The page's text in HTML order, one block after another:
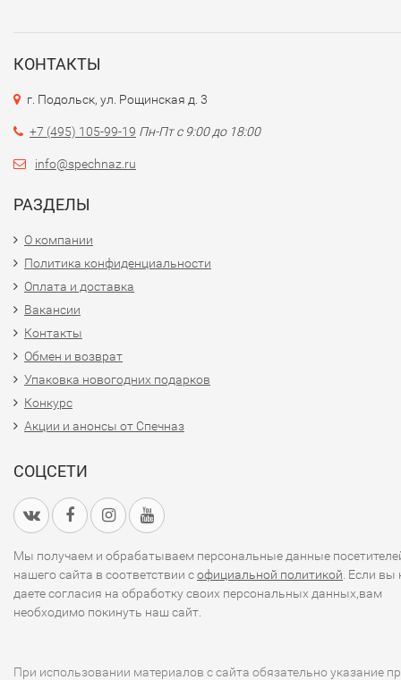
КОНТАКТЫ
г. Подольск, ул. Рощинская д. 3
+7 (495) 105-99-19 Пн-Пт с 9:00 до 18:00
info@spechnaz.ru
РАЗДЕЛЫ
О компании
Политика конфиденциальности
Оплата и доставка
Вакансии
Контакты
Обмен и возврат
Упаковка новогодних подарков
Конкурс
Акции и анонсы от Спечназ
СОЦСЕТИ
Мы получаем и обрабатываем персональные данные
нашего сайта в соответствии софициальной политикой . Если вы
даете согласия на обработку своих персональных данных,вам
необходимо покинуть наш сайт.
При использовании материалов с сайта обязательно указание